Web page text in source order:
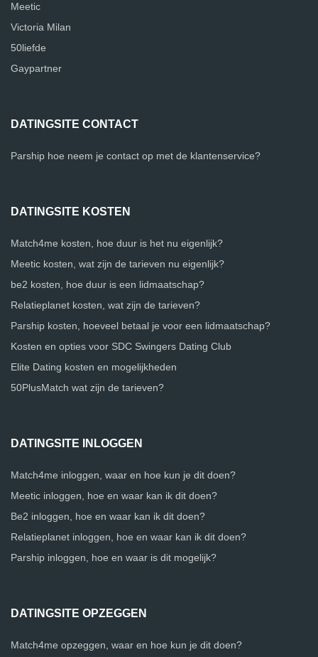
Meetic
Victoria Milan
50liefde
Gaypartner
DATINGSITE CONTACT
Parship hoe neem je contact op met de klantenservice?
DATINGSITE KOSTEN
Match4me kosten, hoe duur is het nu eigenlijk?
Meetic kosten, wat zijn de tarieven nu eigenlijk?
be2 kosten, hoe duur is een lidmaatschap?
Relatieplanet kosten, wat zijn de tarieven?
Parship kosten, hoeveel betaal je voor een lidmaatschap?
Kosten en opties voor SDC Swingers Dating Club
Elite Dating kosten en mogelijkheden
50PlusMatch wat zijn de tarieven?
DATINGSITE INLOGGEN
Match4me inloggen, waar en hoe kun je dit doen?
Meetic inloggen, hoe en waar kan ik dit doen?
Be2 inloggen, hoe en waar kan ik dit doen?
Relatieplanet inloggen, hoe en waar kan ik dit doen?
Parship inloggen, hoe en waar is dit mogelijk?
DATINGSITE OPZEGGEN
Match4me opzeggen, waar en hoe kun je dit doen?